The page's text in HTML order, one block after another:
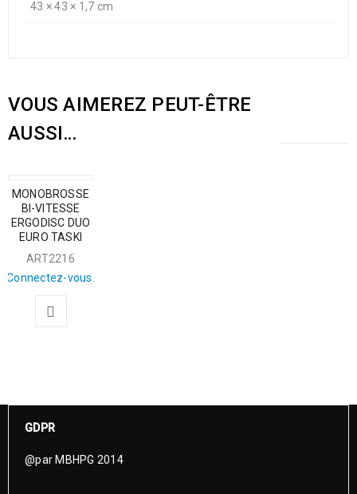
43 × 43 × 1,7 cm
VOUS AIMEREZ PEUT-ÊTRE
AUSSI…
MONOBROSSE
BI-VITESSE
ERGODISC DUO
EURO TASKI
ART2216
Connectez-vous.
GDPR
@par MBHPG 2014